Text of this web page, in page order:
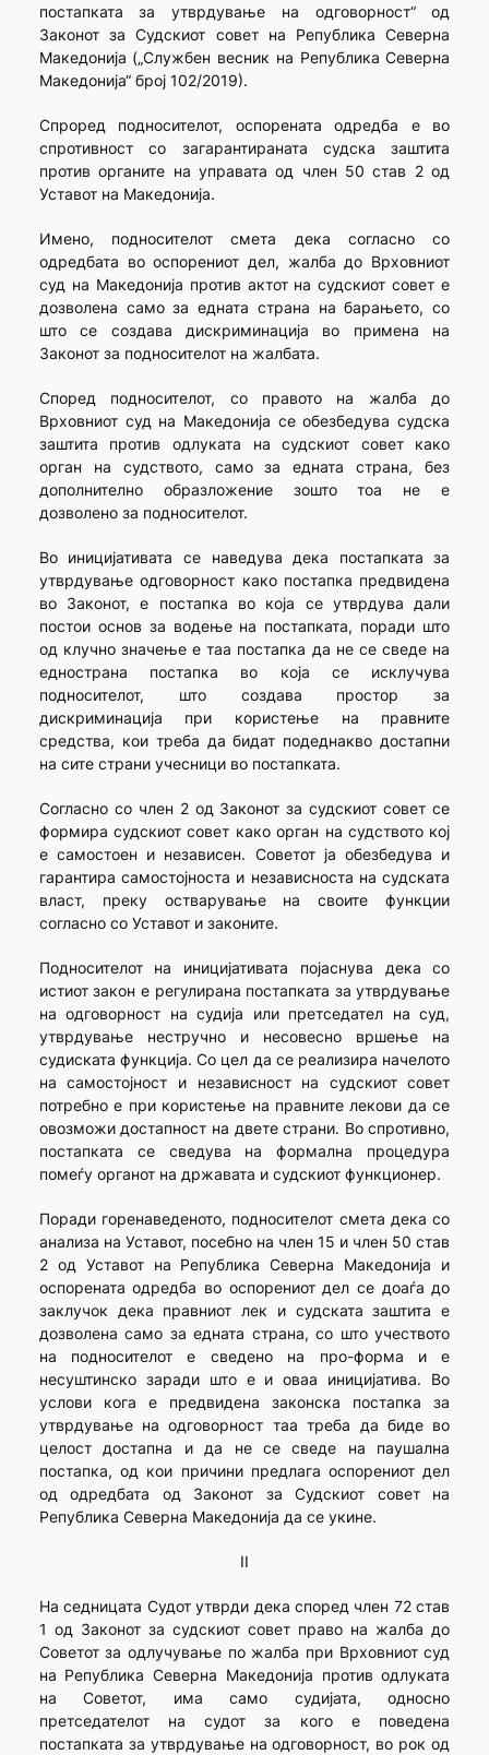
постапката за утврдување на одговорност“ од
Законот за Судскиот совет на Република Северна
Македонија („Службен весник на Република Северна
Македонија“ број 102/2019).
Спроред подносителот, оспорената одредба е во
спротивност со загарантираната судска заштита
против органите на управата од член 50 став 2 од
Уставот на Македонија.
Имено, подносителот смета дека согласно со
одредбата во оспорениот дел, жалба до Врховниот
суд на Македонија против актот на судскиот совет е
дозволена само за едната страна на барањето, со
што се создава дискриминација во примена на
Законот за подносителот на жалбата.
Според подносителот, со правото на жалба до
Врховниот суд на Македонија се обезбедува судска
заштита против одлуката на судскиот совет како
орган на судството, само за едната страна, без
дополнително образложение зошто тоа не е
дозволено за подносителот.
Во иницијативата се наведува дека постапката за
утврдување одговорност како постапка предвидена
во Законот, е постапка во која се утврдува дали
постои основ за водење на постапката, поради што
од клучно значење е таа постапка да не се сведе на
еднострана постапка во која се исклучува
подносителот, што создава простор за
дискриминација при користење на правните
средства, кои треба да бидат подеднакво достапни
на сите страни учесници во постапката.
Согласно со член 2 од Законот за судскиот совет се
формира судскиот совет како орган на судството кој
е самостоен и независен. Советот ја обезбедува и
гарантира самостојноста и независноста на судската
власт, преку остварување на своите функции
согласно со Уставот и законите.
Подносителот на иницијативата појаснува дека со
истиот закон е регулирана постапката за утврдување
на одговорност на судија или претседател на суд,
утврдување нестручно и несовесно вршење на
судиската функција. Со цел да се реализира начелото
на самостојност и независност на судскиот совет
потребно е при користење на правните лекови да се
овозможи достапност на двете страни. Во спротивно,
постапката се сведува на формална процедура
помеѓу органот на државата и судскиот функционер.
Поради горенаведеното, подносителот смета дека со
анализа на Уставот, посебно на член 15 и член 50 став
2 од Уставот на Република Северна Македонија и
оспорената одредба во оспорениот дел се доаѓа до
заклучок дека правниот лек и судската заштита е
дозволена само за едната страна, со што учеството
на подносителот е сведено на про-форма и е
несуштинско заради што е и оваа иницијатива. Во
услови кога е предвидена законска постапка за
утврдување на одговорност таа треба да биде во
целост достапна и да не се сведе на паушална
постапка, од кои причини предлага оспорениот дел
од одредбата од Законот за Судскиот совет на
Република Северна Македонија да се укине.
II
На седницата Судот утврди дека според член 72 став
1 од Законот за судскиот совет право на жалба до
Советот за одлучување по жалба при Врховниот суд
на Република Северна Македонија против одлуката
на Советот, има само судијата, односно
претседателот на судот за кого е поведена
постапката за утврдување на одговорност, во рок од